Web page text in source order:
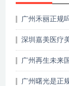
广州禾丽正规
深圳嘉美医疗
广州再生未来
广州曙光是正